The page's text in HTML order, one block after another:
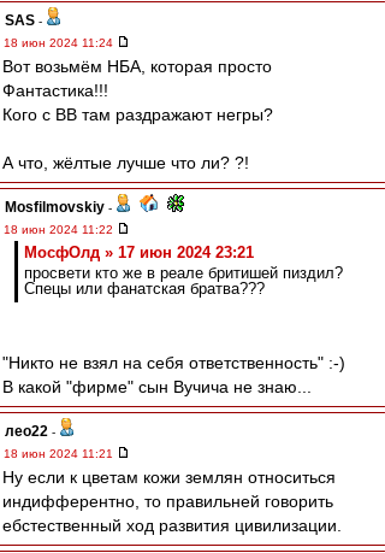
SAS -
18 июн 2024 11:24
Вот возьмём НБА, которая просто
Фантастика!!!
Кого с ВВ там раздражают негры?
А что, жёлтые лучше что ли? ?!
Mosfilmovskiy -
18 июн 2024 11:22
МосфОлд » 17 июн 2024 23:21
просвети кто же в реале бритишей пиздил?
Спецы или фанатская братва???
"Никто не взял на себя ответственность" :-)
В какой "фирме" сын Вучича не знаю...
лео22 -
18 июн 2024 11:21
Ну если к цветам кожи землян относиться
индифферентно, то правильней говорить
ебстественный ход развития цивилизации.